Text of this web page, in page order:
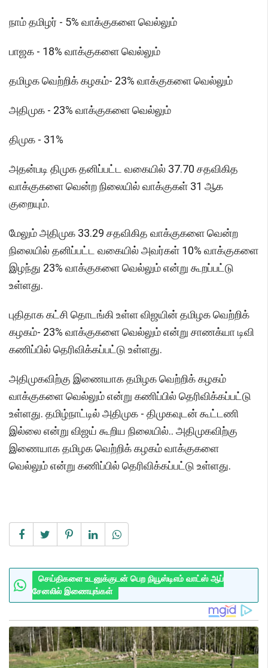
நாம் தமிழர் - 5% வாக்குகளை வெல்லும்
பாஜக - 18% வாக்குகளை வெல்லும்
தமிழக வெற்றிக் கழகம்- 23% வாக்குகளை வெல்லும்
அதிமுக - 23% வாக்குகளை வெல்லும்
திமுக - 31%
அதன்படி திமுக தனிப்பட்ட வகையில் 37.70 சதவிகித
வாக்குகளை வென்ற நிலையில் வாக்குகள் 31 ஆக
குறையும்.
மேலும் அதிமுக 33.29 சதவிகித வாக்குகளை வென்ற
நிலையில் தனிப்பட்ட வகையில் அவர்கள் 10% வாக்குகளை
இழந்து 23% வாக்குகளை வெல்லும் என்று கூறப்பட்டு
உள்ளது.
புதிதாக கட்சி தொடங்கி உள்ள விஜயின் தமிழக வெற்றிக்
கழகம்- 23% வாக்குகளை வெல்லும் என்று சாணக்யா டிவி
கணிப்பில் தெரிவிக்கப்பட்டு உள்ளது.
அதிமுகவிற்கு இணையாக தமிழக வெற்றிக் கழகம்
வாக்குகளை வெல்லும் என்று கணிப்பில் தெரிவிக்கப்பட்டு
உள்ளது. தமிழ்நாட்டில் அதிமுக - திமுகவுடன் கூட்டணி
இல்லை என்று விஜய் கூறிய நிலையில்.. அதிமுகவிற்கு
இணையாக தமிழக வெற்றிக் கழகம் வாக்குகளை
வெல்லும் என்று கணிப்பில் தெரிவிக்கப்பட்டு உள்ளது.
செய்திகளை உடனுக்குடன் பெற நியூஸ்டிஎம் வாட்ஸ் ஆப்
சேனலில் இணையுங்கள்